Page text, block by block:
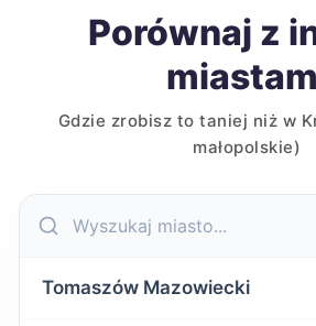
Porównaj z
Gdzie zrobisz to taniej niż w
małopolskie)
Tomaszów Mazowiecki